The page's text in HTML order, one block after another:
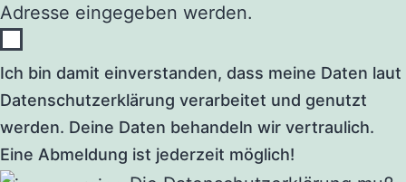
Adresse eingegeben werden.
Ich bin damit einverstanden, dass meine Daten laut
Datenschutzerklärung verarbeitet und genutzt
werden. Deine Daten behandeln wir vertraulich.
Eine Abmeldung ist jederzeit möglich!